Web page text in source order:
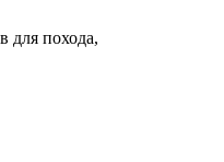
для похода,